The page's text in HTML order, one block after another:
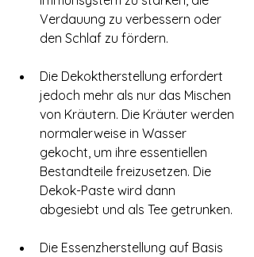
Verdauung zu verbessern oder
den Schlaf zu fördern.
Die Dekoktherstellung erfordert
jedoch mehr als nur das Mischen
von Kräutern. Die Kräuter werden
normalerweise in Wasser
gekocht, um ihre essentiellen
Bestandteile freizusetzen. Die
Dekok-Paste wird dann
abgesiebt und als Tee getrunken.
Die Essenzherstellung auf Basis